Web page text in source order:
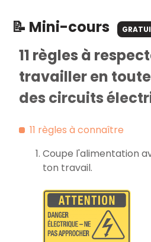
📝 Mini-cours
11 règles à
travailler en
des circuits
11 règles à connaître
Coupe l'alimentation
ton travail.